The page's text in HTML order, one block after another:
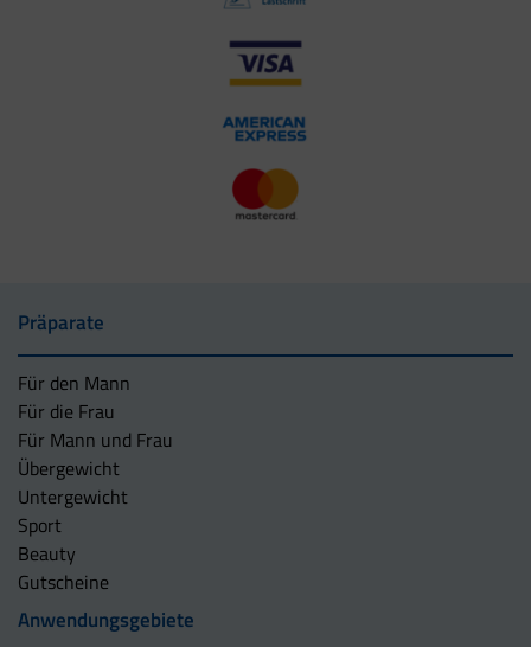
Präparate
Für den Mann
Für die Frau
Für Mann und Frau
Übergewicht
Untergewicht
Sport
Beauty
Gutscheine
Anwendungsgebiete